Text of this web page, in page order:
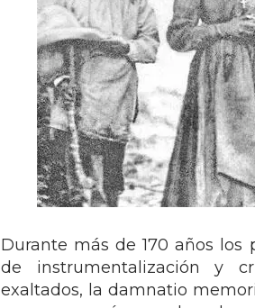
Durante más de 170 años
de instrumentalización y
exaltados, la damnatio